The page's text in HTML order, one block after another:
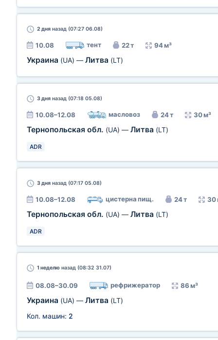
2 дня назад (07:27 06.08)
10.08 тент 22 т 94 м³
Украина (UA) — Литва (LT)
3 дня назад (07:18 05.08)
10.08–12.08 масловоз 24 т 30 м³
Тернопольская обл. (UA) — Литва (LT)
ADR
3 дня назад (07:17 05.08)
10.08–12.08 цистерна пищ. 24 т 30
Тернопольская обл. (UA) — Литва (LT)
ADR
1 неделю назад (08:32 31.07)
08.08–30.09 рефрижератор 86 м³
Украина (UA) — Литва (LT)
Кол. машин: 2